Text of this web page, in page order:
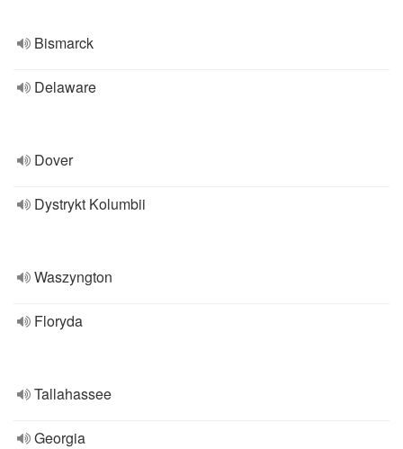
Bismarck
Delaware
Dover
Dystrykt Kolumbii
Waszyngton
Floryda
Tallahassee
Georgia